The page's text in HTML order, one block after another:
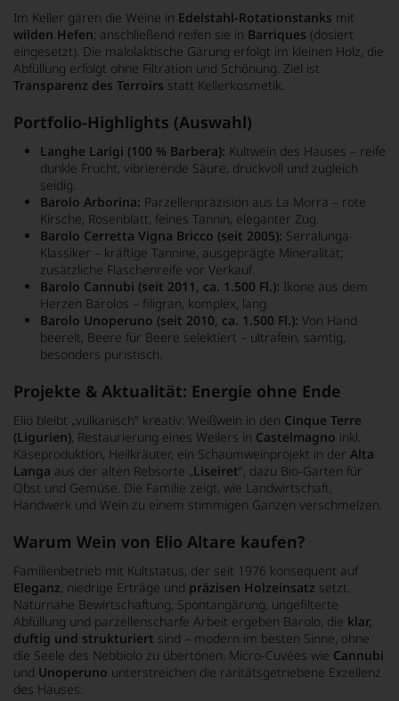
Im Keller gären die Weine in Edelstahl-Rotationstanks mit
wilden Hefen; anschließend reifen sie in Barriques (dosiert
eingesetzt). Die malolaktische Gärung erfolgt im kleinen Holz, die
Abfüllung erfolgt ohne Filtration und Schönung. Ziel ist
Transparenz des Terroirs statt Kellerkosmetik.
Portfolio-Highlights (Auswahl)
Langhe Larigi (100 % Barbera): Kultwein des Hauses – reife
dunkle Frucht, vibrierende Säure, druckvoll und zugleich
seidig.
Barolo Arborina: Parzellenpräzision aus La Morra – rote
Kirsche, Rosenblatt, feines Tannin, eleganter Zug.
Barolo Cerretta Vigna Bricco (seit 2005): Serralunga-
Klassiker – kräftige Tannine, ausgeprägte Mineralität;
zusätzliche Flaschenreife vor Verkauf.
Barolo Cannubi (seit 2011, ca. 1.500 Fl.): Ikone aus dem
Herzen Barolos – filigran, komplex, lang.
Barolo Unoperuno (seit 2010, ca. 1.500 Fl.): Von Hand
beerelt, Beere für Beere selektiert – ultrafein, samtig,
besonders puristisch.
Projekte & Aktualität: Energie ohne Ende
Elio bleibt „vulkanisch“ kreativ: Weißwein in den Cinque Terre
(Ligurien), Restaurierung eines Weilers in Castelmagno inkl.
Käseproduktion, Heilkräuter, ein Schaumweinprojekt in der Alta
Langa aus der alten Rebsorte „Liseiret“, dazu Bio-Garten für
Obst und Gemüse. Die Familie zeigt, wie Landwirtschaft,
Handwerk und Wein zu einem stimmigen Ganzen verschmelzen.
Warum Wein von Elio Altare kaufen?
Familienbetrieb mit Kultstatus, der seit 1976 konsequent auf
Eleganz, niedrige Erträge und präzisen Holzeinsatz setzt.
Naturnahe Bewirtschaftung, Spontangärung, ungefilterte
Abfüllung und parzellenscharfe Arbeit ergeben Barolo, die klar,
duftig und strukturiert sind – modern im besten Sinne, ohne
die Seele des Nebbiolo zu übertönen. Micro-Cuvées wie Cannubi
und Unoperuno unterstreichen die raritätsgetriebene Exzellenz
des Hauses.